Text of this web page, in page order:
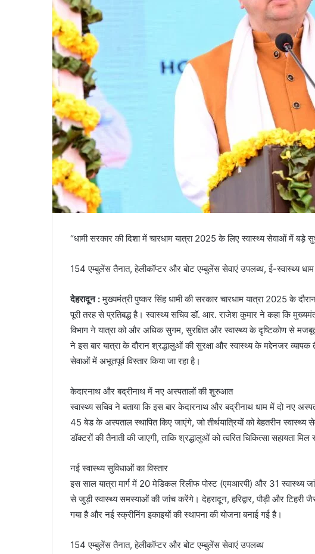
“धामी सरकार की दिशा में चारधाम यात्रा 2025 के लिए स्वास्थ्य सेवाओं में बड़े
154 एम्बुलेंस तैनात, हेलीकॉप्टर और बोट एम्बुलेंस सेवाएं उपलब्ध, ई-स्वास्थ्य धाम
देहरादून :मुख्यमंत्री पुष्कर सिंह धामी की सरकार चारधाम यात्रा 2025 के
पूरी तरह से प्रतिबद्ध है। स्वास्थ्य सचिव डॉ. आर. राजेश कुमार ने कहा कि
विभाग ने यात्रा को और अधिक सुगम, सुरक्षित और स्वास्थ्य के दृष्टिकोण से
ने इस बार यात्रा के दौरान श्रद्धालुओं की सुरक्षा और स्वास्थ्य के मद्देनजर व्यापक
सेवाओं में अभूतपूर्व विस्तार किया जा रहा है।
केदारनाथ और बद्रीनाथ में नए अस्पतालों की शुरुआत
स्वास्थ्य सचिव ने बताया कि इस बार केदारनाथ और बद्रीनाथ धाम में दो नए
45 बेड के अस्पताल स्थापित किए जाएंगे, जो तीर्थयात्रियों को बेहतरीन स्वास्थ्य
डॉक्टरों की तैनाती की जाएगी, ताकि श्रद्धालुओं को त्वरित चिकित्सा सहायता
नई स्वास्थ्य सुविधाओं का विस्तार
इस साल यात्रा मार्ग में 20 मेडिकल रिलीफ पोस्ट (एमआरपी) और 31 स्वास्थ्य
से जुड़ी स्वास्थ्य समस्याओं की जांच करेंगे। देहरादून, हरिद्वार, पौड़ी और टिहरी
गया है और नई स्क्रीनिंग इकाइयों की स्थापना की योजना बनाई गई है।
154 एम्बुलेंस तैनात, हेलीकॉप्टर और बोट एम्बुलेंस सेवाएं उपलब्ध